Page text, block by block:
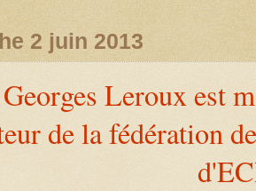
2 juin 2013
Leroux est
de la fédération